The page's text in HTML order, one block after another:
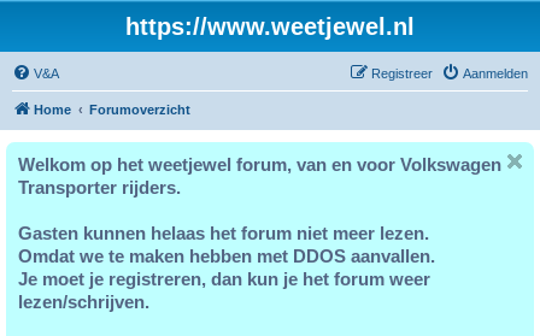
https://www.weetjewel.nl
V&A Aanmelden
Registreer
Home Forumoverzicht
Welkom op het weetjewel forum, van en voor Volkswagen
Transporter rijders.
Gasten kunnen helaas het forum niet meer lezen.
Omdat we te maken hebben met DDOS aanvallen.
Je moet je registreren, dan kun je het forum weer
lezen/schrijven.